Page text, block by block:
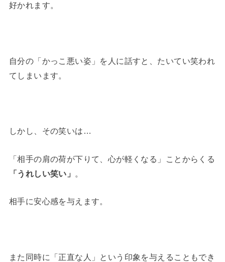
好かれます。
自分の「かっこ悪い姿」を人に話すと、たいてい笑われ
てしまいます。
しかし、その笑いは…
「相手の肩の荷が下りて、心が軽くなる」ことからくる
「うれしい笑い」 。
相手に安心感を与えます。
また同時に「正直な人」という印象を与えることもでき